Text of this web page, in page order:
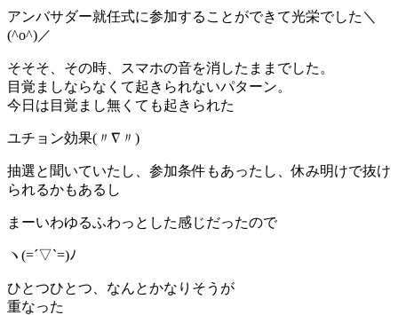
アンバサダー就任式に参加することができて光栄でした＼
(^o^)／
そそそ、その時、スマホの音を消したままでした。
目覚ましならなくて起きられないパターン。
今日は目覚まし無くても起きられた
ユチョン効果(〃∇〃)
抽選と聞いていたし、参加条件もあったし、休み明けで抜け
られるかもあるし
まーいわゆるふわっとした感じだったので
ヽ(=´▽`=)ﾉ
ひとつひとつ、なんとかなりそうが
重なった